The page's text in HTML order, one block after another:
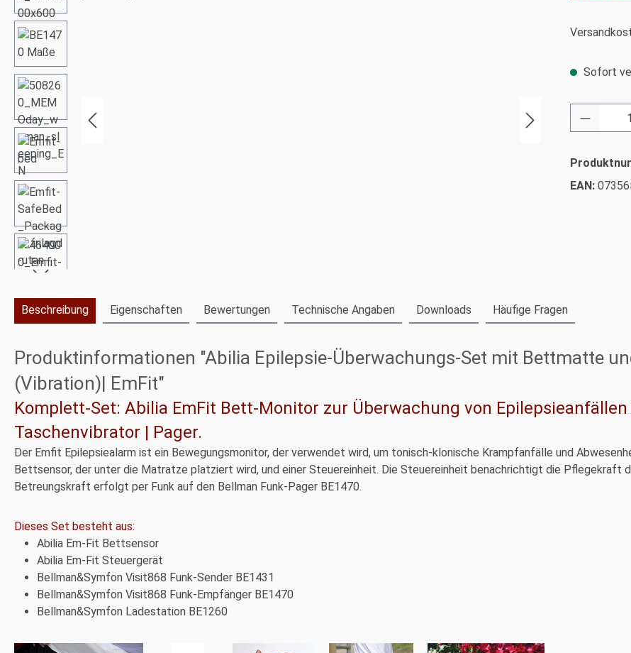
Sofort
EAN:
Beschreibung Eigenschaften Bewertungen Technische Angaben Downloads Häufige Fragen
Produktinformationen "Abilia Epilepsie-Überwachungs-Set mit Bettmatte
(Vibration)| EmFit"
Komplett-Set: Abilia EmFit Bett-Monitor zur Überwachung von
Taschenvibrator | Pager.
Der Emfit Epilepsiealarm ist ein Bewegungsmonitor, der verwendet wird, um tonisch-klonische Krampfanfälle und
Bettsensor, der unter die Matratze platziert wird, und einer Steuereinheit. Die Steuereinheit benachrichtigt die Pflegekraft
Betreungskraft erfolgt per Funk auf den Bellman Funk-Pager BE1470.
Dieses Set besteht aus:
Abilia Em-Fit Bettsensor
Abilia Em-Fit Steuergerät
Bellman&Symfon Visit868 Funk-Sender BE1431
Bellman&Symfon Visit868 Funk-Empfänger BE1470
Bellman&Symfon Ladestation BE1260